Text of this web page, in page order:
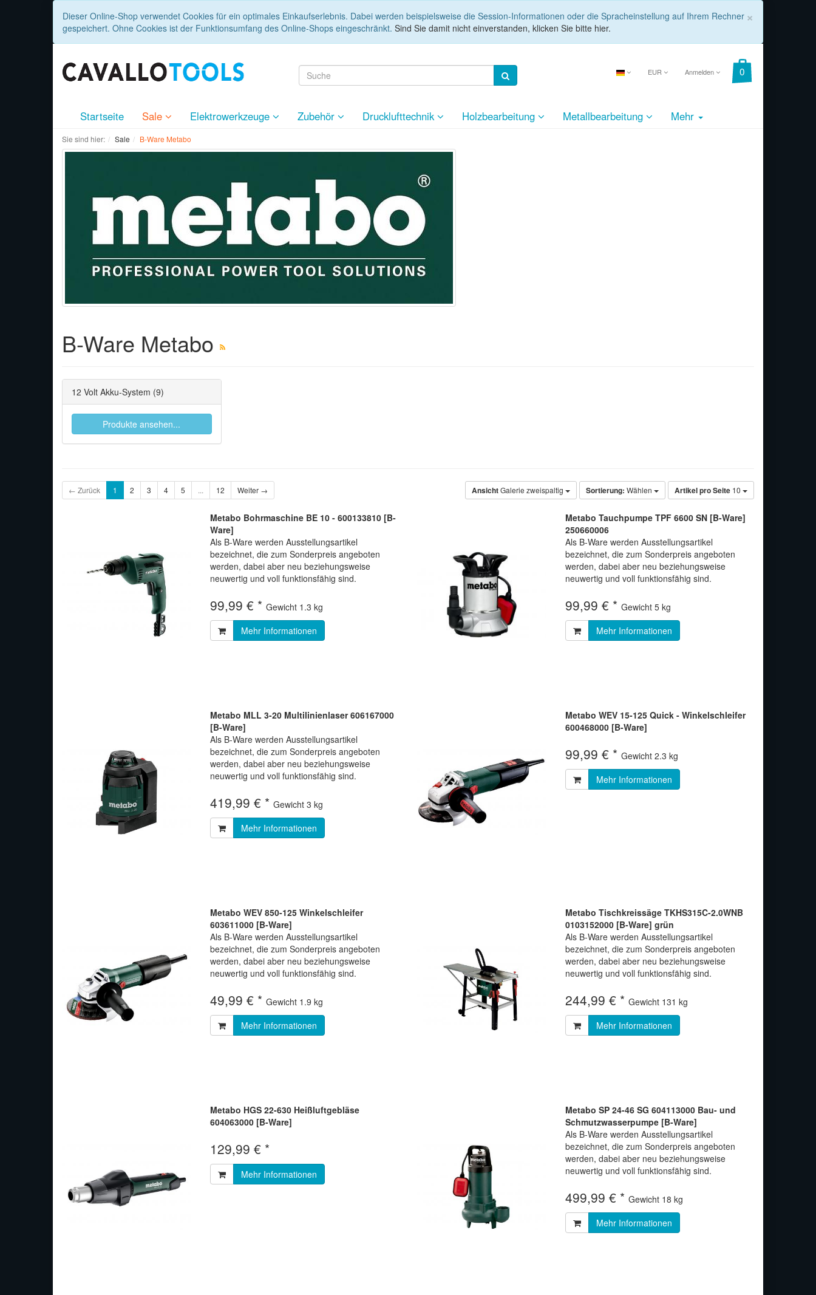
×
Dieser Online-Shop verwendet Cookies für ein optimales Einkaufserlebnis. Dabei werden beispielsweise die Session-Informationen oder die Spracheinstellung auf Ihrem Rechner
gespeichert. Ohne Cookies ist der Funktionsumfang des Online-Shops eingeschränkt. Sind Sie damit nicht einverstanden, klicken Sie bitte hier.
EUR Anmelden
Startseite Sale Elektrowerkzeuge Zubehör Drucklufttechnik Holzbearbeitung Metallbearbeitung Mehr
Sie sind hier: Sale B-Ware Metabo
B-Ware Metabo
12 Volt Akku-System (9)
Produkte ansehen...
← Zurück 1 2 3 4 5 ... 12 Weiter → AnsichtGalerie zweispaltig Sortierung: Wählen Artikel pro Seite 10
Metabo Bohrmaschine BE 10 - 600133810 [B-
Ware]
Als B-Ware werden Ausstellungsartikel
bezeichnet, die zum Sonderpreis angeboten
werden, dabei aber neu beziehungsweise
neuwertig und voll funktionsfähig sind.
99,99 € * Gewicht 1.3 kg
Mehr Informationen
Metabo Tauchpumpe TPF 6600 SN [B-Ware]
250660006
Als B-Ware werden Ausstellungsartikel
bezeichnet, die zum Sonderpreis angeboten
werden, dabei aber neu beziehungsweise
neuwertig und voll funktionsfähig sind.
99,99 € * Gewicht 5 kg
Mehr Informationen
Metabo MLL 3-20 Multilinienlaser 606167000
[B-Ware]
Als B-Ware werden Ausstellungsartikel
bezeichnet, die zum Sonderpreis angeboten
werden, dabei aber neu beziehungsweise
neuwertig und voll funktionsfähig sind.
419,99 € * Gewicht 3 kg
Mehr Informationen
Metabo WEV 15-125 Quick - Winkelschleifer
600468000 [B-Ware]
99,99 € * Gewicht 2.3 kg
Mehr Informationen
Metabo WEV 850-125 Winkelschleifer
603611000 [B-Ware]
Als B-Ware werden Ausstellungsartikel
bezeichnet, die zum Sonderpreis angeboten
werden, dabei aber neu beziehungsweise
neuwertig und voll funktionsfähig sind.
49,99 € * Gewicht 1.9 kg
Mehr Informationen
Metabo Tischkreissäge TKHS315C-2.0WNB
0103152000 [B-Ware] grün
Als B-Ware werden Ausstellungsartikel
bezeichnet, die zum Sonderpreis angeboten
werden, dabei aber neu beziehungsweise
neuwertig und voll funktionsfähig sind.
244,99 € * Gewicht 131 kg
Mehr Informationen
Metabo HGS 22-630 Heißluftgebläse
604063000 [B-Ware]
129,99 € *
Mehr Informationen
Metabo SP 24-46 SG 604113000 Bau- und
Schmutzwasserpumpe [B-Ware]
Als B-Ware werden Ausstellungsartikel
bezeichnet, die zum Sonderpreis angeboten
werden, dabei aber neu beziehungsweise
neuwertig und voll funktionsfähig sind.
499,99 € * Gewicht 18 kg
Mehr Informationen